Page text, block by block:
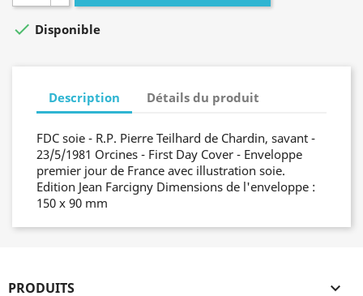
 Disponible
Description Détails du produit
FDC soie - R.P. Pierre Teilhard de Chardin, savant -
23/5/1981 Orcines - First Day Cover - Enveloppe
premier jour de France avec illustration soie.
Edition Jean Farcigny Dimensions de l'enveloppe :
150 x 90 mm
PRODUITS 